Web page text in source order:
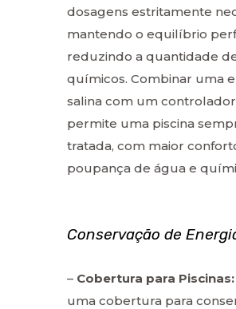
dosagens estritamente
mantendo o equilíbrio
reduzindo a quantidade
químicos. Combinar uma
salina com um
permite uma piscina
tratada, com maior
poupança de água e
Conservação de
– Cobertura para Piscinas:
uma cobertura para